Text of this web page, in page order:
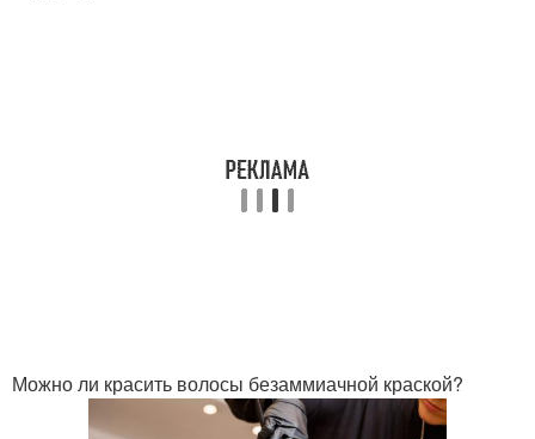
Можно ли красить волосы безаммиачной краской?